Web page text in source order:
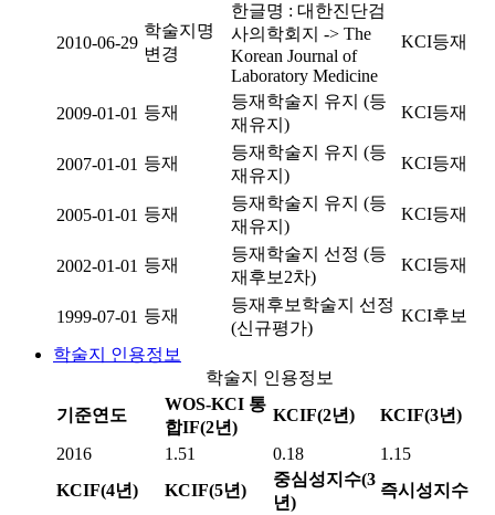
2010-06-29
학술지명
변경
한글명 : 대한진단검
사의학회지 -> The
Korean Journal of
Laboratory Medicine
KCI등재
2009-01-01 등재
등재학술지 유지 (등
재유지)
KCI등재
2007-01-01 등재
등재학술지 유지 (등
재유지)
KCI등재
2005-01-01 등재
등재학술지 유지 (등
재유지)
KCI등재
2002-01-01 등재
등재학술지 선정 (등
재후보2차)
KCI등재
1999-07-01 등재
등재후보학술지 선정
(신규평가)
KCI후보
학술지 인용정보
학술지 인용정보
기준연도
WOS-KCI 통
합IF(2년)
KCIF(2년) KCIF(3년)
2016 1.51 0.18
1.15
KCIF(4년)
KCIF(5년)
중심성지수(3
년)
즉시성지수